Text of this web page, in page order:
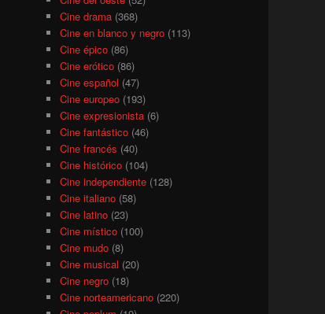
Cine drama(368)
Cine en blanco y negro(113)
Cine épico(86)
Cine erótico(86)
Cine español (47)
Cine europeo(193)
Cine expresionista(6)
Cine fantástico(46)
Cine francés (40)
Cine histórico(104)
Cine independiente(128)
Cine italiano(58)
Cine latino(23)
Cine místico(100)
Cine mudo(8)
Cine musical (20)
Cine negro(18)
Cine norteamericano(220)